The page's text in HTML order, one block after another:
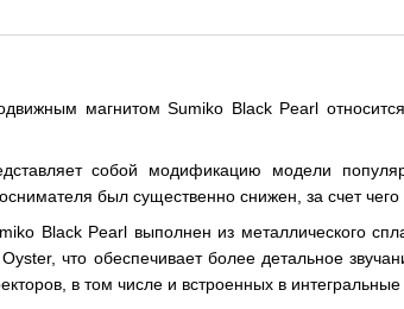
магнитом Sumiko Black Pearl
собой модификацию модели
был существенно снижен, за счет
Black Pearl выполнен из металлического
что обеспечивает более детальное
в том числе и встроенных в